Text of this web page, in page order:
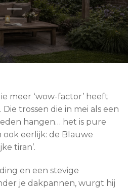
meer ‘wow-factor’ heeft
trossen die in mei als een
hangen… het is pure
ook eerlijk: de Blauwe
tiran’.
en een stevige
je dakpannen, wurgt hij